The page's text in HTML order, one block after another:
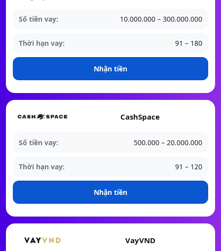
Số tiền vay: 10.000.000 – 300.000.000
Thời hạn vay: 91 – 180
Nhận tiền
CashSpace
Số tiền vay: 500.000 – 20.000.000
Thời hạn vay: 91 – 120
Nhận tiền
VayVND